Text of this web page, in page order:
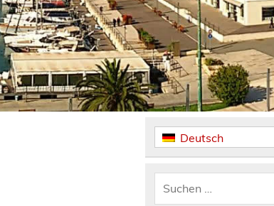
Deutsch